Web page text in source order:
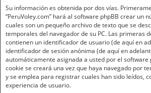
Su información es obtenida por dos vías.
“PeruVoley.com” hará al software phpBB crear un
cuales son un pequeño archivo de texto que se
temporales del navegador de su PC. Las primeras
contienen un identificador de usuario (de aquí en
identificador de sesión anónima (de aquí en
automáticamente asignada a usted por el software
cookie se creará una vez que haya navegado por
y se emplea para registrar cuales han sido leídos,
experiencia de usuario.